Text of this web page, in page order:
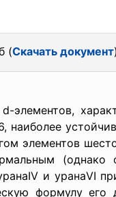
(Скачать документ)
наиболее
элементов
и уранаVI
формулу